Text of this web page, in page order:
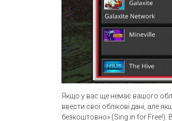
Якщо у вас ще немає вашого
ввести свої облікові дані, але
безкоштовно» (Sing in for